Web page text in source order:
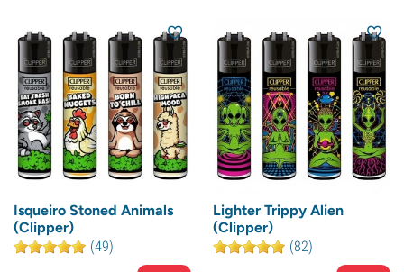
Isqueiro Stoned Animals
(Clipper)
(49)
Lighter Trippy Alien
(Clipper)
(82)